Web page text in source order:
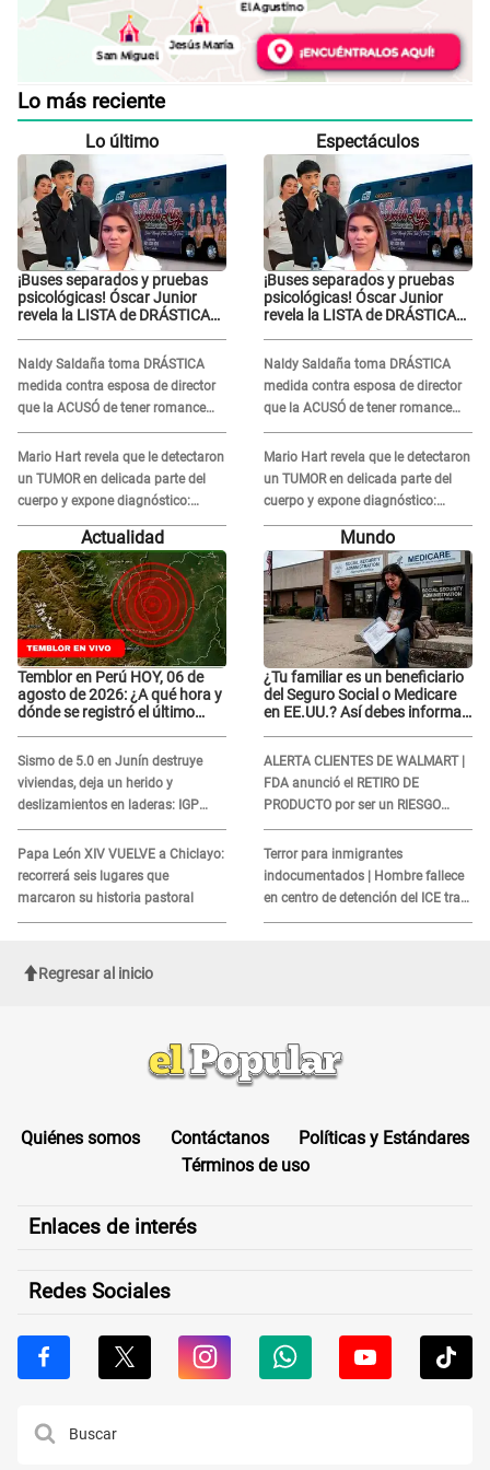
Lo más reciente
Lo último
¡Buses separados y pruebas
psicológicas! Óscar Junior
revela la LISTA de DRÁSTICAS
en 'La Bella Luz' tras caso
Naldy Saldaña
Naldy Saldaña toma DRÁSTICA
medida contra esposa de director
que la ACUSÓ de tener romance
con él: "Muy triste..."
Mario Hart revela que le detectaron
un TUMOR en delicada parte del
cuerpo y expone diagnóstico:
"Dolores muy fuertes..."
Espectáculos
¡Buses separados y pruebas
psicológicas! Óscar Junior
revela la LISTA de DRÁSTICAS
en 'La Bella Luz' tras caso
Naldy Saldaña
Naldy Saldaña toma DRÁSTICA
medida contra esposa de director
que la ACUSÓ de tener romance
con él: "Muy triste..."
Mario Hart revela que le detectaron
un TUMOR en delicada parte del
cuerpo y expone diagnóstico:
"Dolores muy fuertes..."
Actualidad
Temblor en Perú HOY, 06 de
agosto de 2026: ¿A qué hora y
dónde se registró el último
Sismo de 5.0 en Junín destruye
viviendas, deja un herido y
deslizamientos en laderas: IGP
alerta sobre posibles réplicas
Papa León XIV VUELVE a Chiclayo:
recorrerá seis lugares que
marcaron su historia pastoral
Mundo
¿Tu familiar es un beneficiario
del Seguro Social o Medicare
en EE.UU.? Así debes informar
ALERTA CLIENTES DE WALMART |
FDA anunció el RETIRO DE
PRODUCTO por ser un RIESGO
MORTAL para consumidores: ¿Cuál
es?
Terror para inmigrantes
indocumentados | Hombre fallece
en centro de detención del ICE tras
sufrir una "emergencia médica"
Regresar al inicio
Quiénes somos Contáctanos
Políticas y Estándares
Términos de uso
Enlaces de interés
Redes Sociales